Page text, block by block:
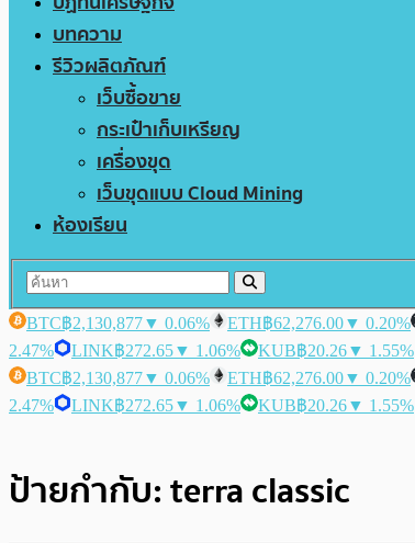
บทความ
รีวิวผลิตภัณฑ์
เว็บซื้อขาย
กระเป๋าเก็บเหรียญ
เครื่องขุด
เว็บขุดแบบ Cloud Mining
ห้องเรียน
BTC฿2,130,877▼ 0.06% ETH฿62,276.00▼ 0.20%
2.47%
LINK฿272.65▼ 1.06% KUB฿20.26▼ 1.55%
BTC฿2,130,877▼ 0.06% ETH฿62,276.00▼ 0.20%
2.47%
LINK฿272.65▼ 1.06% KUB฿20.26▼ 1.55%
ป้ายกำกับ:terra classic